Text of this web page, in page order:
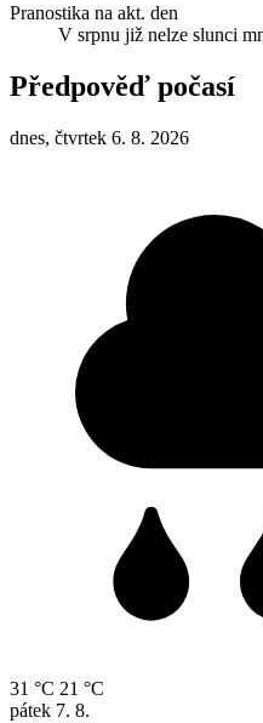
Pranostika na akt. den
V srpnu již nelze slunci
Předpověď počasí
dnes, čtvrtek 6. 8. 2026
31 °C 21 °C
pátek 7. 8.